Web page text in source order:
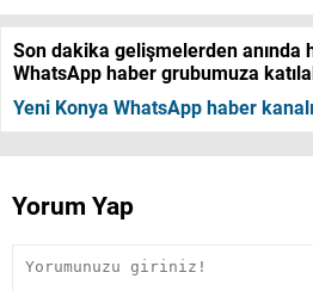
Son dakika gelişmelerden anında
WhatsApp haber grubumuza
Yeni Konya WhatsApp haber
Yorum Yap